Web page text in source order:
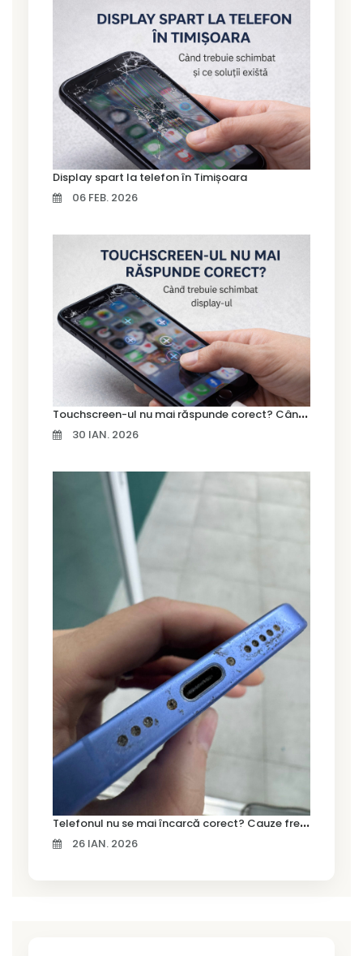
Display spart la telefon în Timișoara
06 FEB. 2026
T
ouchscreen-ul nu mai răspunde corect? Când trebuie schimbat display-ul
30 IAN. 2026
T
elefonul nu se mai încarcă corect? Cauze frecvente și soluții la service în Timișoara
26 IAN. 2026